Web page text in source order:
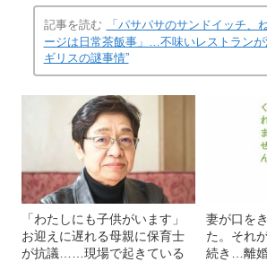
記事を読む
「パサパサのサンドイッチ、
ージは日常茶飯事」…不味いレストランが
ギリスの謎事情”
「わたしにも子供がいます」
お迎えに遅れる母親に保育士
が抗議……現場で起きている
妻が口を
た。それ
続き…離